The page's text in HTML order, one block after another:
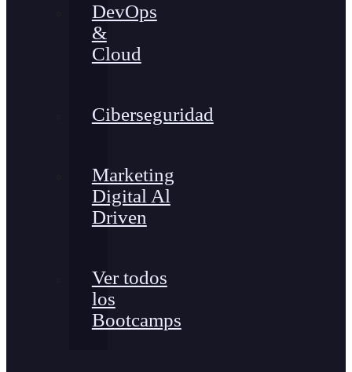
DevOps
&
Cloud
Ciberseguridad
Marketing
Digital Al
Driven
Ver todos
los
Bootcamps